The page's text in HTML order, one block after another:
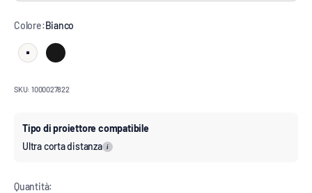
Colore:Bianco
BiancoNero
SKU: 1000027822
Tipo di proiettore compatibile
Ultra corta distanza i
Quantità: